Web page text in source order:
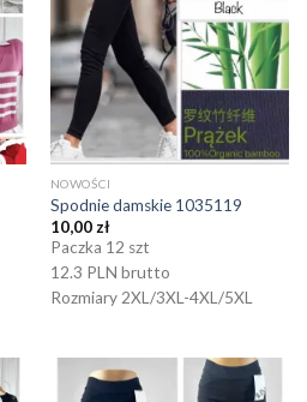
NOWOŚCI
Spodnie damskie 1035119
10,00 zł
Paczka 12 szt
12.3 PLN brutto
Rozmiary 2XL/3XL-4XL/5XL